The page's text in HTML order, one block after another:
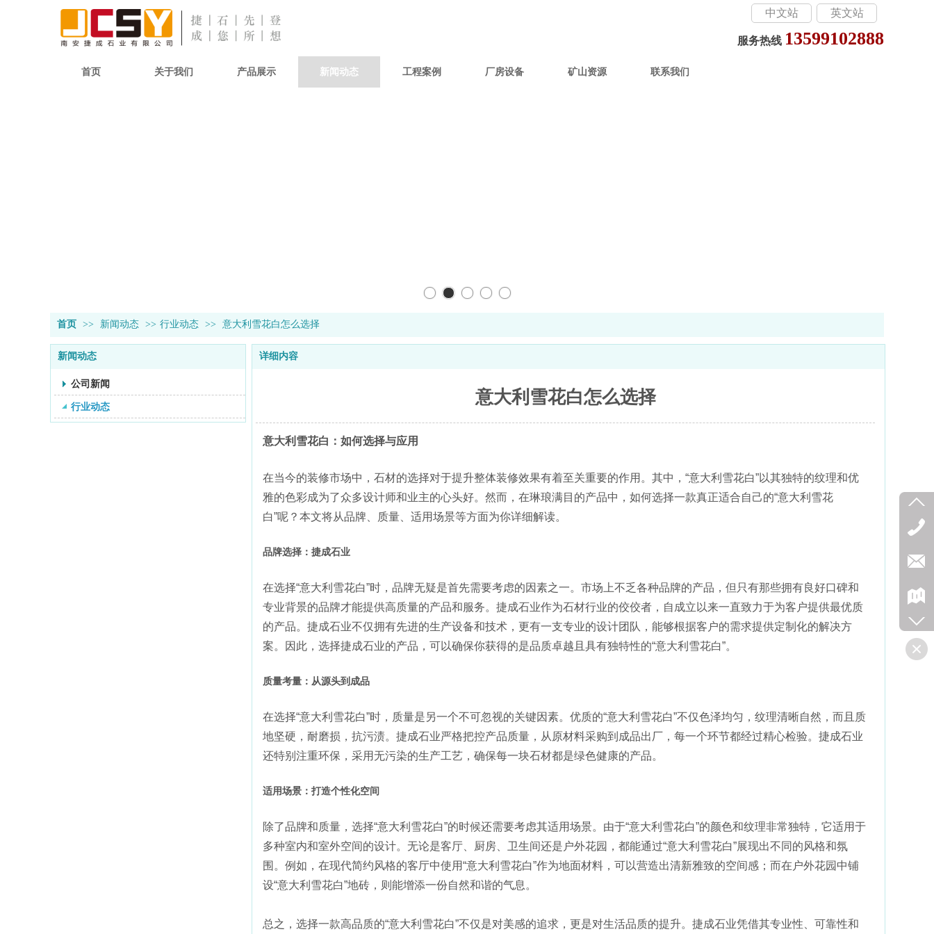
服务热线 13599102888
中文站 英文站
首页 关于我们 产品展示 新闻动态 工程案例 厂房设备 矿山资源 联系我们
首页 >> 新闻动态 >> 行业动态 >> 意大利雪花白怎么选择
新闻动态
公司新闻
行业动态
详细内容
意大利雪花白怎么选择
意大利雪花白：如何选择与应用
在当今的装修市场中，石材的选择对于提升整体装修效果有着至关重要的作用。其中，“意大利雪花白”以其独特的纹理和优
雅的色彩成为了众多设计师和业主的心头好。然而，在琳琅满目的产品中，如何选择一款真正适合自己的“意大利雪花
白”呢？本文将从品牌、质量、适用场景等方面为你详细解读。
品牌选择：捷成石业
在选择“意大利雪花白”时，品牌无疑是首先需要考虑的因素之一。市场上不乏各种品牌的产品，但只有那些拥有良好口碑和
专业背景的品牌才能提供高质量的产品和服务。捷成石业作为石材行业的佼佼者，自成立以来一直致力于为客户提供最优质
的产品。捷成石业不仅拥有先进的生产设备和技术，更有一支专业的设计团队，能够根据客户的需求提供定制化的解决方
案。因此，选择捷成石业的产品，可以确保你获得的是品质卓越且具有独特性的“意大利雪花白”。
质量考量：从源头到成品
在选择“意大利雪花白”时，质量是另一个不可忽视的关键因素。优质的“意大利雪花白”不仅色泽均匀，纹理清晰自然，而且质
地坚硬，耐磨损，抗污渍。捷成石业严格把控产品质量，从原材料采购到成品出厂，每一个环节都经过精心检验。捷成石业
还特别注重环保，采用无污染的生产工艺，确保每一块石材都是绿色健康的产品。
适用场景：打造个性化空间
除了品牌和质量，选择“意大利雪花白”的时候还需要考虑其适用场景。由于“意大利雪花白”的颜色和纹理非常独特，它适用于
多种室内和室外空间的设计。无论是客厅、厨房、卫生间还是户外花园，都能通过“意大利雪花白”展现出不同的风格和氛
围。例如，在现代简约风格的客厅中使用“意大利雪花白”作为地面材料，可以营造出清新雅致的空间感；而在户外花园中铺
设“意大利雪花白”地砖，则能增添一份自然和谐的气息。
总之，选择一款高品质的“意大利雪花白”不仅是对美感的追求，更是对生活品质的提升。捷成石业凭借其专业性、可靠性和